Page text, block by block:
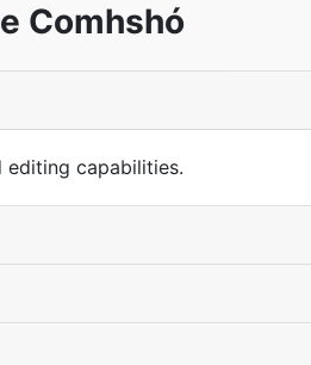
Comhshó
editing capabilities.